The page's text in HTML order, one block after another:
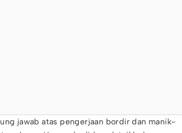
jawab atas pengerjaan bordir dan manik-